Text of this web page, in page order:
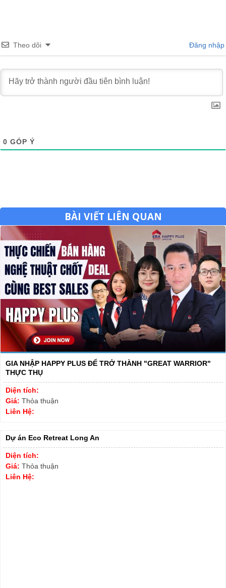
Theo dõi Đăng nhập
0 GÓP Ý
BÀI VIẾT LIÊN QUAN
GIA NHẬP HAPPY PLUS ĐỂ TRỞ THÀNH "GREAT WARRIOR"
THỰC THỤ
Diện tích:
Giá: Thỏa thuận
Liên Hệ:
Dự án Eco Retreat Long An
Diện tích:
Giá: Thỏa thuận
Liên Hệ: